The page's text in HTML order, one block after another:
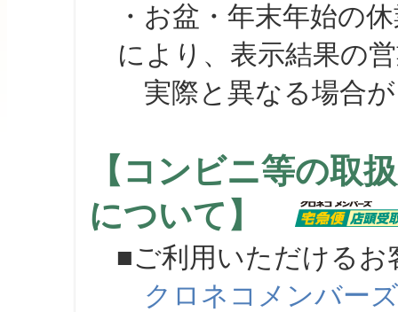
・お盆・年末年始の
により、表示結果の
実際と異なる場合が
【コンビニ等の取
について】
■ご利用いただけるお
クロネコメンバーズ